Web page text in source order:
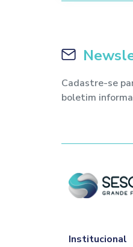
Cadastre-se
boletim
Institucional